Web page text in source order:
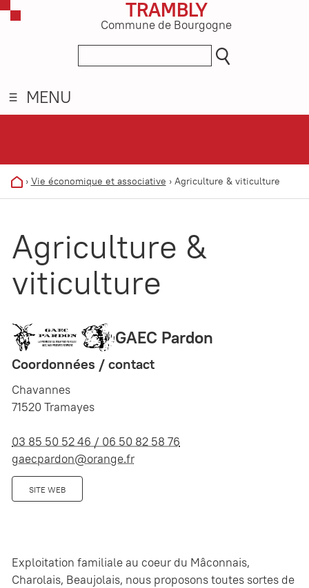
TRAMBLY
Commune de Bourgogne
MENU
› Vie économique et associative › Agriculture & viticulture
Agriculture &
viticulture
GAEC Pardon
Coordonnées / contact
Chavannes
71520 Tramayes
03 85 50 52 46 / 06 50 82 58 76
gaecpardon@orange.fr
SITE WEB
Exploitation familiale au coeur du Mâconnais,
Charolais, Beaujolais, nous proposons toutes sortes de